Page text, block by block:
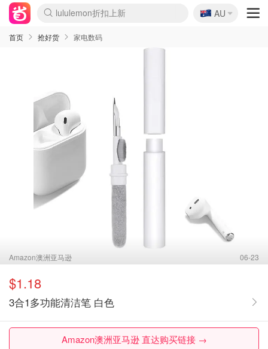
lululemon折扣上新
Sasa美妆护肤3.5折
SSENSE年中2.5折
FreshBeauty好价汇总
Cettire降价+叠9折
WWS Coles超市实拍
viagogo二手票捡漏
Myer折扣汇总
The Outnet奢牌1折起
David Jones 3折起
Flannels大牌1折
Perfumes Club护肤1折
AMIRO面罩$251
Amazon折扣汇总
Amazon数码好物
ThedoubleF高奢地板价
Moose Knuckles 6折
EUFY摄像头$98
Selenichast首饰2折
悉尼-墨尔本机票$29
Amazon家居好物
Amazon美妆护肤
雅漾大喷$8
过敏原检测盒$33
科颜氏高保湿面霜$29
SEALIFE海洋馆门票6折
丝塔芙大白罐$16
订阅Newsletter送香薰
Harrods圣诞日历$525
LN-CC奢牌私促
d'Alba空姐喷雾$16
EVE LOM套装£56
Bernardelli独家4折
Adore Beauty 6折起
Mytheresa奢品2.7折
Currentbody美容仪$881
MOON Garden Live
CR洗护套装$23
GANNI官网4.5折
Stylevana韩妆4折
Tessabit高奢8.5折
OGX洗发水$11
Amazon阿德莱德次日达
卡诗8.5折+赠礼
Philips Hue灯具8折
La Mer送8件礼值$529
始祖鸟 石头岛 8折
雅诗兰黛7.5折+赠礼
祖玛珑赠5件礼
惊❗️修丽可赠42ml精华
Loewe/BBR高奢8折
黑五价❗阿玛尼全场8折
Crocs洞洞鞋$36
A王情侣卫衣推荐
三星4K智能电视$664
倩碧7.5折+赠$110礼
Bobbi Brown 8折+赠礼
M.A.C 7.5折+赠彩妆套装
🇦🇺
AU
首页 抢好货 家电数码
Amazon澳洲亚马逊 06-23
$1.18
3合1多功能清洁笔 白色
Amazon澳洲亚马逊 直达购买链接 →